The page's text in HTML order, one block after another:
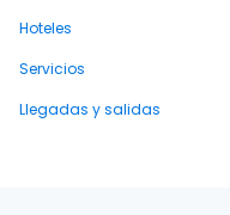
Hoteles
Servicios
Llegadas y salidas